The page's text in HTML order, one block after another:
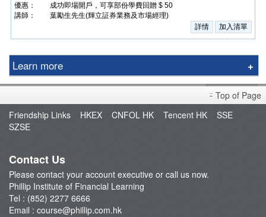
優惠：
成功即場開戶，可享部份學費回贈 $ 50
講師：
葉勵生先生(輝立証券業務及市場經理)
Learn more
Education Center
Speaker
Video Tutorials
Top of Page
Friendship Links
HKEX CNFOL HK Tencent HK
SSE
SZSE
Contact Us
Please contact your account executive or call us now.
Phillip Institute of Financial Learning
Tel : (852) 2277 6666
Email : course@phillip.com.hk